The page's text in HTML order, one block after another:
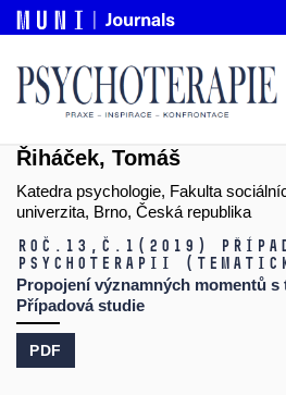
Řiháček, Tomáš
Katedra psychologie, Fakulta
univerzita, Brno, Česká republika
Roč.13, č.1 (2019)
psychoterapii
Propojení významných momentů
Případová studie
PDF